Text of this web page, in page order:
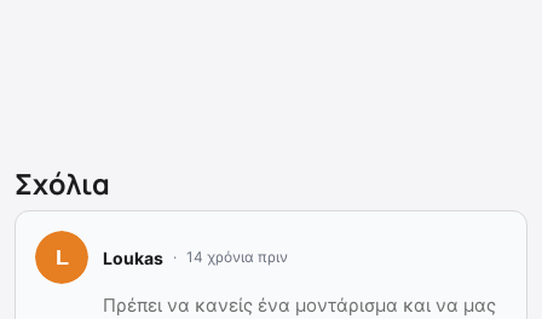
Σχόλια
Loukas 14 χρόνια πριν
Πρέπει να κανείς ένα μοντάρισμα και να μας